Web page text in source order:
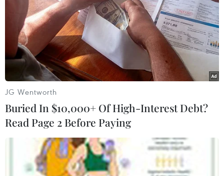
WHO xác nhận 3 ca nhiễm Ebola mới tại
JG Wentworth
Buried In $10,000+ Of High-Interest Debt?
Read Page 2 Before Paying